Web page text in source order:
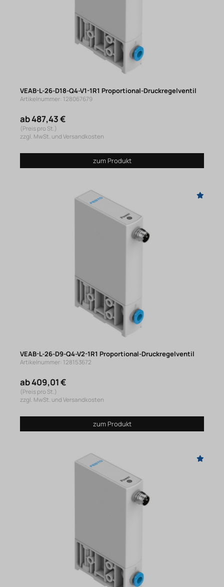
VEAB-L-26-D18-Q4-V1-1R1 Proportional-Druckregelventil
Artikelnummer: 128067679
ab 487,43 €
(Preis pro St.)
zzgl. MwSt. und Versandkosten
zum Produkt
VEAB-L-26-D9-Q4-V2-1R1 Proportional-Druckregelventil
Artikelnummer: 128153672
ab 409,01 €
(Preis pro St.)
zzgl. MwSt. und Versandkosten
zum Produkt